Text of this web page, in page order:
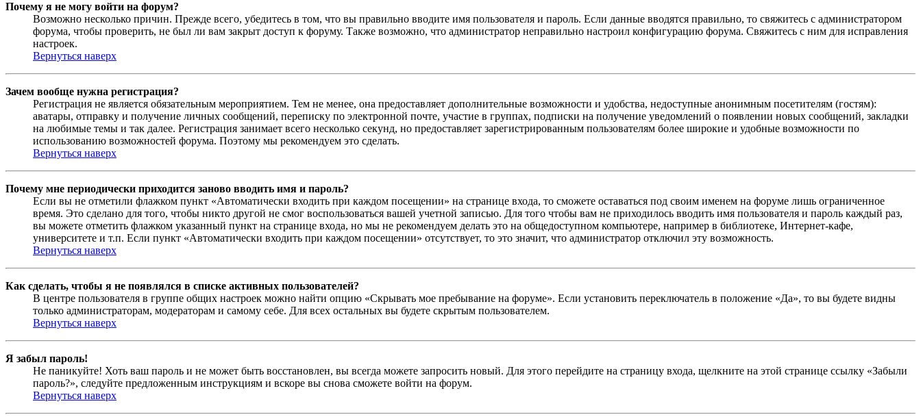
Почему я не могу войти на форум?
Возможно несколько причин. Прежде всего, убедитесь в том, что вы правильно вводите имя пользователя и пароль. Если данные вводятся правильно, то свяжитесь с администратором
форума, чтобы проверить, не был ли вам закрыт доступ к форуму. Также возможно, что администратор неправильно настроил конфигурацию форума. Свяжитесь с ним для исправления
настроек.
Вернуться наверх
Зачем вообще нужна регистрация?
Регистрация не является обязательным мероприятием. Тем не менее, она предоставляет дополнительные возможности и удобства, недоступные анонимным посетителям (гостям):
аватары, отправку и получение личных сообщений, переписку по электронной почте, участие в группах, подписки на получение уведомлений о появлении новых сообщений, закладки
на любимые темы и так далее. Регистрация занимает всего несколько секунд, но предоставляет зарегистрированным пользователям более широкие и удобные возможности по
использованию возможностей форума. Поэтому мы рекомендуем это сделать.
Вернуться наверх
Почему мне периодически приходится заново вводить имя и пароль?
Если вы не отметили флажком пункт «Автоматически входить при каждом посещении» на странице входа, то сможете оставаться под своим именем на форуме лишь ограниченное
время. Это сделано для того, чтобы никто другой не смог воспользоваться вашей учетной записью. Для того чтобы вам не приходилось вводить имя пользователя и пароль каждый раз,
вы можете отметить флажком указанный пункт на странице входа, но мы не рекомендуем делать это на общедоступном компьютере, например в библиотеке, Интернет-кафе,
университете и т.п. Если пункт «Автоматически входить при каждом посещении» отсутствует, то это значит, что администратор отключил эту возможность.
Вернуться наверх
Как сделать, чтобы я не появлялся в списке активных пользователей?
В центре пользователя в группе общих настроек можно найти опцию «Скрывать мое пребывание на форуме». Если установить переключатель в положение «Да», то вы будете видны
только администраторам, модераторам и самому себе. Для всех остальных вы будете скрытым пользователем.
Вернуться наверх
Я забыл пароль!
Не паникуйте! Хоть ваш пароль и не может быть восстановлен, вы всегда можете запросить новый. Для этого перейдите на страницу входа, щелкните на этой странице ссылку «Забыли
пароль?», следуйте предложенным инструкциям и вскоре вы снова сможете войти на форум.
Вернуться наверх